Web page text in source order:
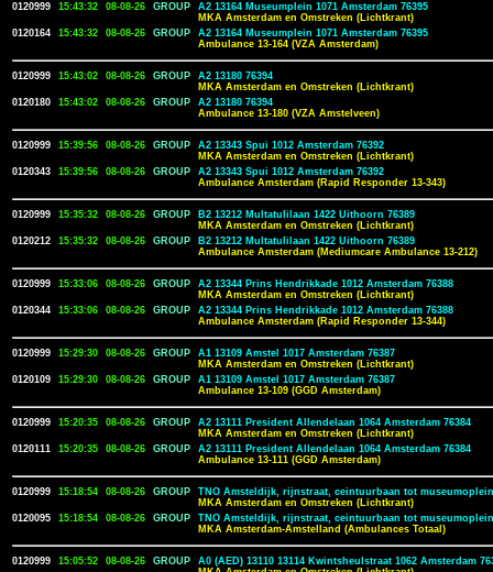
0120999 15:43:32 08-08-26 GROUP
A2 13164 Museumplein 1071 Amsterdam 76395
MKA Amsterdam en Omstreken (Lichtkrant)
0120164
15:43:32 08-08-26 GROUP
A2 13164 Museumplein 1071 Amsterdam 76395
Ambulance 13-164 (VZA Amsterdam)
0120999 15:43:02 08-08-26 GROUP
A2 13180 76394
MKA Amsterdam en Omstreken (Lichtkrant)
0120180
15:43:02 08-08-26 GROUP
A2 13180 76394
Ambulance 13-180 (VZA Amstelveen)
0120999 15:39:56 08-08-26 GROUP
A2 13343 Spui 1012 Amsterdam 76392
MKA Amsterdam en Omstreken (Lichtkrant)
0120343
15:39:56 08-08-26 GROUP
A2 13343 Spui 1012 Amsterdam 76392
Ambulance Amsterdam (Rapid Responder 13-343)
0120999 15:35:32 08-08-26 GROUP
B2 13212 Multatulilaan 1422 Uithoorn 76389
MKA Amsterdam en Omstreken (Lichtkrant)
0120212
15:35:32 08-08-26 GROUP
B2 13212 Multatulilaan 1422 Uithoorn 76389
Ambulance Amsterdam (Mediumcare Ambulance 13-212)
0120999 15:33:06 08-08-26 GROUP
A2 13344 Prins Hendrikkade 1012 Amsterdam 76388
MKA Amsterdam en Omstreken (Lichtkrant)
0120344
15:33:06 08-08-26 GROUP
A2 13344 Prins Hendrikkade 1012 Amsterdam 76388
Ambulance Amsterdam (Rapid Responder 13-344)
0120999 15:29:30 08-08-26 GROUP
A1 13109 Amstel 1017 Amsterdam 76387
MKA Amsterdam en Omstreken (Lichtkrant)
0120109
15:29:30 08-08-26 GROUP
A1 13109 Amstel 1017 Amsterdam 76387
Ambulance 13-109 (GGD Amsterdam)
0120999 15:20:35 08-08-26 GROUP
A2 13111 President Allendelaan 1064 Amsterdam 76384
MKA Amsterdam en Omstreken (Lichtkrant)
0120111
15:20:35 08-08-26 GROUP
A2 13111 President Allendelaan 1064 Amsterdam 76384
Ambulance 13-111 (GGD Amsterdam)
0120999 15:18:54 08-08-26 GROUP
TNO Amsteldijk, rijnstraat, ceintuurbaan tot
MKA Amsterdam en Omstreken (Lichtkrant)
0120095
15:18:54 08-08-26 GROUP
TNO Amsteldijk, rijnstraat, ceintuurbaan tot
MKA Amsterdam-Amstelland (Ambulances Totaal)
0120999 15:05:52 08-08-26 GROUP
A0 (AED) 13110 13114 Kwintsheulstraat 1062 Amsterdam